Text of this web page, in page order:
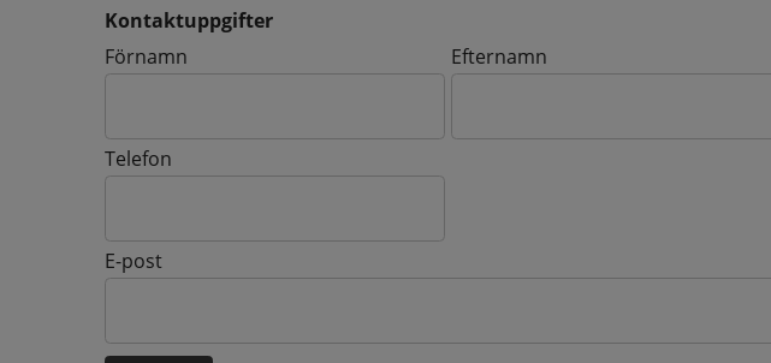
Kontaktuppgifter
Kontaktuppgifter
Förnamn Efternamn
Telefon
E-post